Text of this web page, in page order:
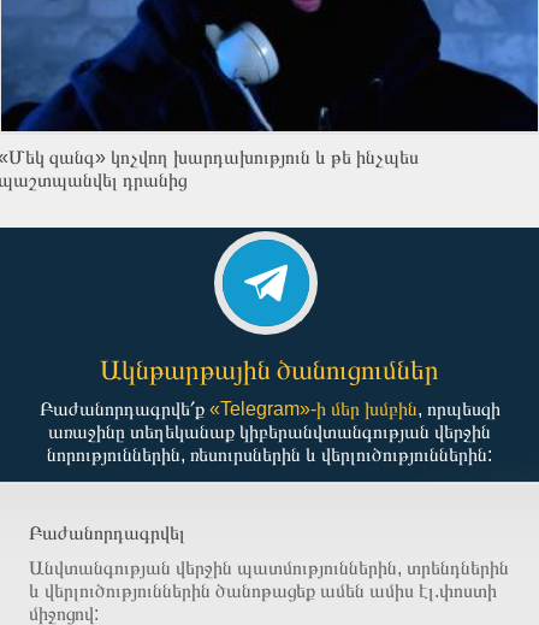
զանգ» կոչվող խարդախություն և թե ինչպես
դրանից
Ակնթարթային ծանուցումներ
Բաժանորդագրվե՛ք «Telegram»-ի մեր խմբին, որպեսզի
առաջինը տեղեկանաք կիբերանվտանգության վերջին
նորություններին, ռեսուրսներին և վերլուծություններին:
Բաժանորդագրվել
Անվտանգության վերջին պատմություններին, տրենդներին
և վերլուծություններին ծանոթացեք ամեն ամիս էլ.փոստի
միջոցով: